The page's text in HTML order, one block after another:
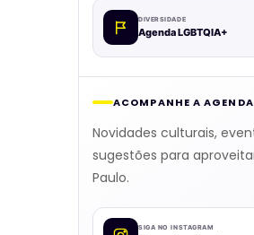
DIVERSIDADE
Agenda LGBTQIA+
ACOMPANHE A AGENDA
Novidades culturais,
sugestões para
Paulo.
SIGA NO INSTAGRAM